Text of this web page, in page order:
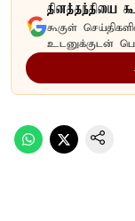
தினத்தந்தியை
கூகுள்
உடனுக்குடன்